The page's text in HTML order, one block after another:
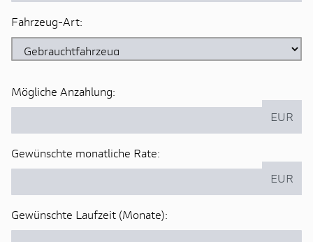
Fahrzeug-Art:
Mögliche Anzahlung:
EUR
Gewünschte monatliche Rate:
EUR
Gewünschte Laufzeit (Monate):